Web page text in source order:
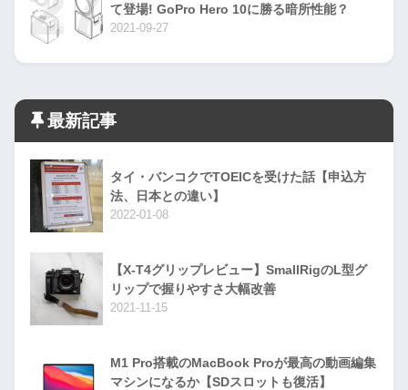
て登場! GoPro Hero 10に勝る暗所性能？
2021-09-27
最新記事
タイ・バンコクでTOEICを受けた話【申込方
法、日本との違い】
2022-01-08
【X-T4グリップレビュー】SmallRigのL型グ
リップで握りやすさ大幅改善
2021-11-15
M1 Pro搭載のMacBook Proが最高の動画編集
マシンになるか【SDスロットも復活】